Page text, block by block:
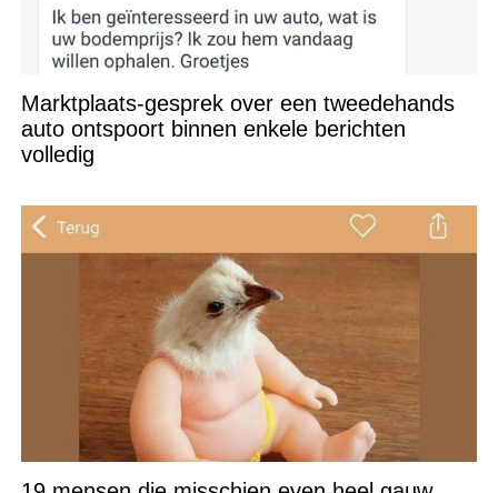
Marktplaats-gesprek over een tweedehands
auto ontspoort binnen enkele berichten
volledig